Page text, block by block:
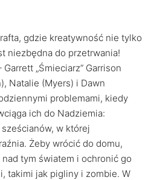
gdzie kreatywność nie tylko
niezbędna do przetrwania!
„Śmieciarz” Garrison
Natalie (Myers) i Dawn
problemami, kiedy
ich do Nadziemia:
w której
Żeby wrócić do domu,
tym światem i ochronić go
takimi jak pigliny i zombie. W